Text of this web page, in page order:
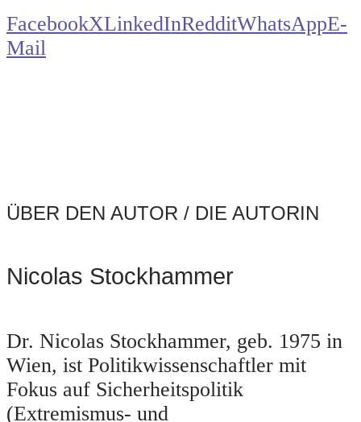
FacebookXLinkedInRedditWhatsAppE-
Mail
ÜBER DEN AUTOR / DIE AUTORIN
Nicolas Stockhammer
Dr. Nicolas Stockhammer, geb. 1975 in
Wien, ist Politikwissenschaftler mit
Fokus auf Sicherheitspolitik
(Extremismus- und